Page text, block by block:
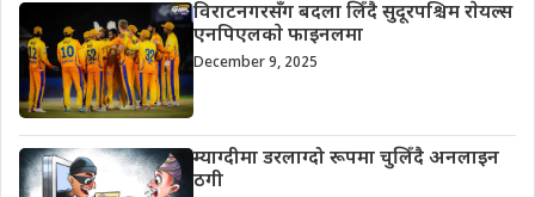
विराटनगरसँग बदला लिँदै सुदूरपश्चिम राेयल्स
एनपिएलकाे फाइनलमा
December 9, 2025
म्याग्दीमा डरलाग्दो रूपमा चुलिँदै अनलाइन
ठगी